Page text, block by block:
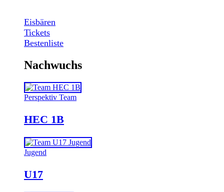
Eisbären
Tickets
Bestenliste
Nachwuchs
Perspektiv Team
HEC 1B
Jugend
U17